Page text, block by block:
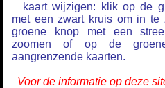
kaart wijzigen: klik op de
met een zwart kruis om in te
groene knop met een
zoomen of op de
aangrenzende kaarten.
Voor de informatie op deze